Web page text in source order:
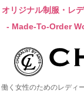
オリジナル制服・レ
- Made-To-Order
働く女性のためのレディ